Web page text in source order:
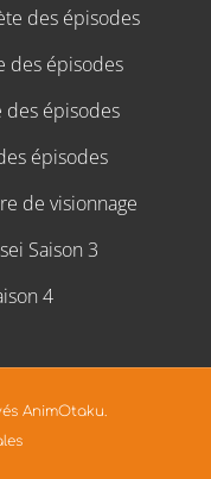
des épisodes
des épisodes
des épisodes
épisodes
de visionnage
Saison 3
4
AnimOtaku.